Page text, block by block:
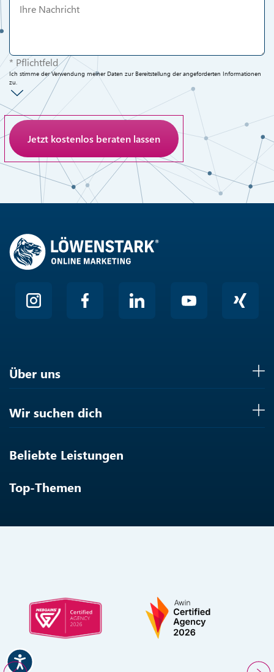
* Pflichtfeld
Ich stimme der Verwendung meiner Daten zur Bereitstellung der angeforderten Informationen
zu.
Anti-Roboter-Verifizierung
Hier klicken
Über uns
Wir suchen dich
Beliebte Leistungen
Top-Themen